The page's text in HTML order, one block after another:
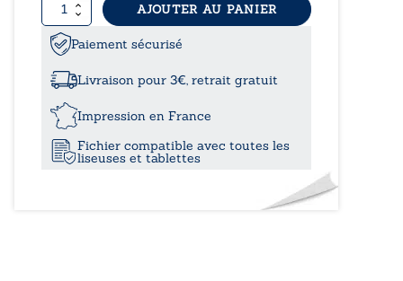
quantité
de
Se
retrouver
enfin
AJOUTER AU PANIER
Paiement sécurisé
Livraison pour 3€, retrait gratuit
Impression en France
Fichier compatible avec toutes les
liseuses et tablettes